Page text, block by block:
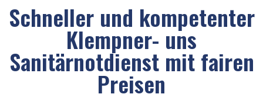
Schneller und kompetenter
Klempner- uns
Sanitärnotdienst mit fairen
Preisen